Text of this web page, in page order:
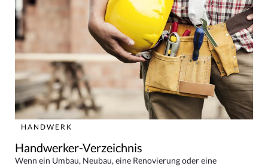
HANDWERK
Handwerker-Verzeichnis
Wenn ein Umbau, Neubau, eine Renovierung oder eine